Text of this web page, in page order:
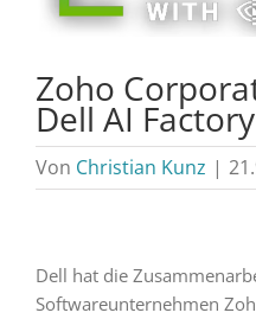
Zoho
Dell AI
Von Christian Kunz |
Dell hat die
Softwareunternehmen